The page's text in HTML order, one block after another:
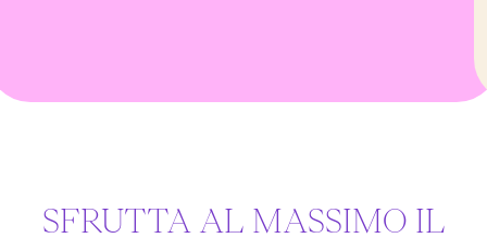
SFRUTTA AL MASSIMO IL